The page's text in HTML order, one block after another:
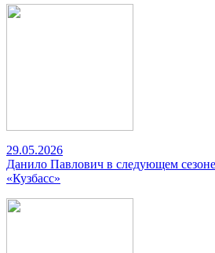
29.05.2026
Данило Павлович в следующем сезоне
«Кузбасс»